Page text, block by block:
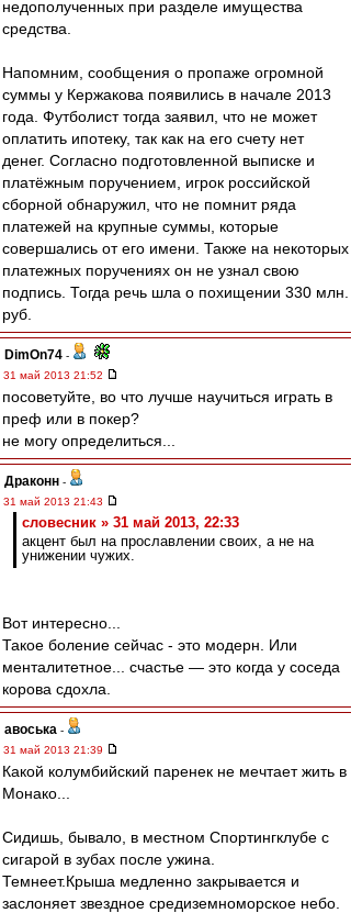
недополученных при разделе имущества
средства.
Напомним, сообщения о пропаже огромной
суммы у Кержакова появились в начале 2013
года. Футболист тогда заявил, что не может
оплатить ипотеку, так как на его счету нет
денег. Согласно подготовленной выписке и
платёжным поручением, игрок российской
сборной обнаружил, что не помнит ряда
платежей на крупные суммы, которые
совершались от его имени. Также на некоторых
платежных поручениях он не узнал свою
подпись. Тогда речь шла о похищении 330 млн.
руб.
DimOn74 -
31 май 2013 21:52
посоветуйте, во что лучше научиться играть в
преф или в покер?
не могу определиться...
Драконн -
31 май 2013 21:43
словесник » 31 май 2013, 22:33
акцент был на прославлении своих, а не на
унижении чужих.
Вот интересно...
Такое боление сейчас - это модерн. Или
менталитетное... счастье ― это когда у соседа
корова сдохла.
авоська -
31 май 2013 21:39
Какой колумбийский паренек не мечтает жить в
Монако...
Сидишь, бывало, в местном Спортингклубе с
сигарой в зубах после ужина.
Темнеет.Крыша медленно закрывается и
заслоняет звездное средиземноморское небо.